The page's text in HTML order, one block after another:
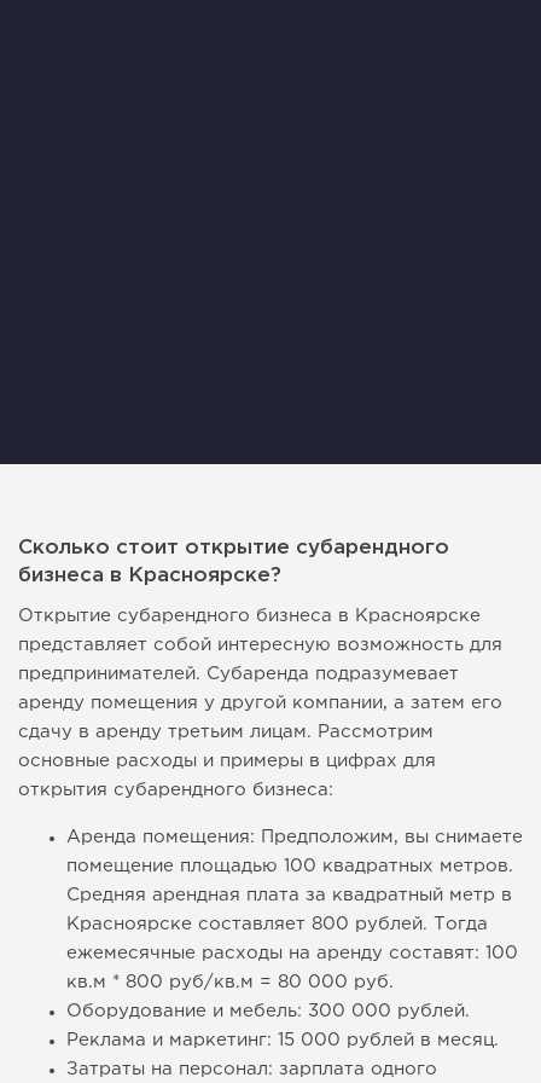
Сколько стоит открытие субарендного
бизнеса в Красноярске?
Открытие субарендного бизнеса в Красноярске
представляет собой интересную возможность для
предпринимателей. Субаренда подразумевает
аренду помещения у другой компании, а затем его
сдачу в аренду третьим лицам. Рассмотрим
основные расходы и примеры в цифрах для
открытия субарендного бизнеса:
Аренда помещения: Предположим, вы снимаете
помещение площадью 100 квадратных метров.
Средняя арендная плата за квадратный метр в
Красноярске составляет 800 рублей. Тогда
ежемесячные расходы на аренду составят: 100
кв.м * 800 руб/кв.м = 80 000 руб.
Оборудование и мебель: 300 000 рублей.
Реклама и маркетинг: 15 000 рублей в месяц.
Затраты на персонал: зарплата одного